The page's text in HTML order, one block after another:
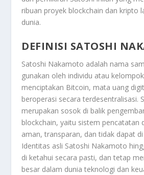
ribuan proyek blockchain dan kripto
dunia.
DEFINISI SATOSHI
Satoshi Nakamoto adalah nama
gunakan oleh individu atau
menciptakan Bitcoin, mata uang
beroperasi secara terdesentralisasi.
merupakan sosok di balik
blockchain, yaitu sistem pencatatan
aman, transparan, dan tidak dapat
Identitas asli Satoshi Nakamoto
di ketahui secara pasti, dan tetap
besar dalam dunia teknologi dan